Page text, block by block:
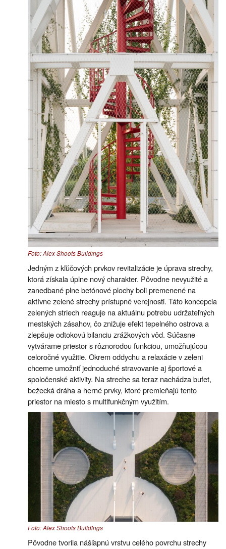
Foto: Alex Shoots Buildings
Jedným z kľúčových prvkov revitalizácie je úprava strechy,
ktorá získala úplne nový charakter. Pôvodne nevyužité a
zanedbané plne betónové plochy boli premenené na
aktívne zelené strechy prístupné verejnosti. Táto koncepcia
zelených striech reaguje na aktuálnu potrebu udržateľných
mestských zásahov, čo znižuje efekt tepelného ostrova a
zlepšuje odtokovú bilanciu zrážkových vôd. Súčasne
vytvárame priestor s rôznorodou funkciou, umožňujúcou
celoročné využitie. Okrem oddychu a relaxácie v zeleni
chceme umožniť jednoduché stravovanie aj športové a
spoločenské aktivity. Na streche sa teraz nachádza bufet,
bežecká dráha a herné prvky, ktoré premieňajú tento
priestor na miesto s multifunkčným využitím.
Foto: Alex Shoots Buildings
Pôvodne tvorila nášľapnú vrstvu celého povrchu strechy